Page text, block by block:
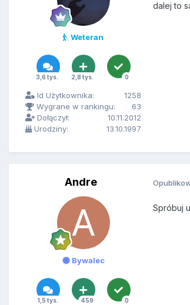
Weteran
3,6 tys. 2,8 tys. 0
Id Użytkownika:
1258
Wygrane w rankingu:
63
Dołączył:
10.11.2012
Urodziny:
13.10.1997
dalej to
Andre
Bywalec
1,5 tys. 459 0
Spróbuj